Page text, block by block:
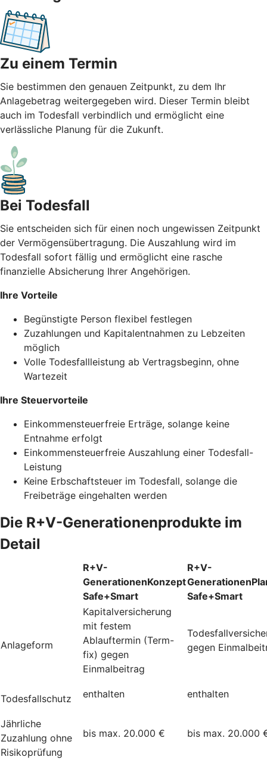
Zu einem Termin
Sie bestimmen den genauen Zeitpunkt, zu dem Ihr
Anlagebetrag weitergegeben wird. Dieser Termin bleibt
auch im Todesfall verbindlich und ermöglicht eine
verlässliche Planung für die Zukunft.
Bei Todesfall
Sie entscheiden sich für einen noch ungewissen Zeitpunkt
der Vermögensübertragung. Die Auszahlung wird im
Todesfall sofort fällig und ermöglicht eine rasche
finanzielle Absicherung Ihrer Angehörigen.
Ihre Vorteile
Begünstigte Person flexibel festlegen
Zuzahlungen und Kapitalentnahmen zu Lebzeiten
möglich
Volle Todesfallleistung ab Vertragsbeginn, ohne
Wartezeit
Ihre Steuervorteile
Einkommensteuerfreie Erträge, solange keine
Entnahme erfolgt
Einkommensteuerfreie Auszahlung einer Todesfall-
Leistung
Keine Erbschaftsteuer im Todesfall, solange die
Freibeträge eingehalten werden
Die R+V-Generationenprodukte im
Detail
R+V-
GenerationenKonzept
Safe+Smart
R+V-
Safe+Smart
Anlageform
Kapitalversicherung
mit festem
Ablauftermin (Term-
fix) gegen
Einmalbeitrag
gegen
Todesfallschutz enthalten enthalten
Jährliche
Zuzahlung ohne
Risikoprüfung
bis max. 20.000 € bis max. 20.000